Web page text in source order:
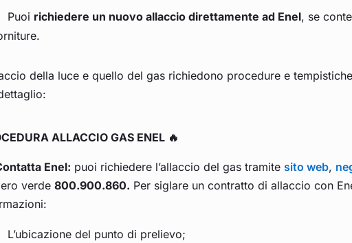
Puoi richiedere un nuovo allaccio direttamente ad Enel, se
della luce e quello del gas richiedono procedure e
ALLACCIO GAS ENEL 🔥
Enel: puoi richiedere l’allaccio del gas tramite sito web,
verde 800.900.860. Per siglare un contratto di allaccio con
L’ubicazione del punto di prelievo;